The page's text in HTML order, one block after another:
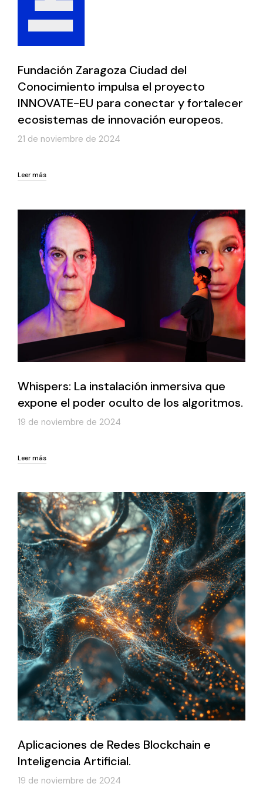
Fundación Zaragoza Ciudad del
Conocimiento impulsa el proyecto
INNOVATE-EU para conectar y fortalecer
ecosistemas de innovación europeos.
21 de noviembre de 2024
Leer más
Whispers: La instalación inmersiva que
expone el poder oculto de los algoritmos.
19 de noviembre de 2024
Leer más
Aplicaciones de Redes Blockchain e
Inteligencia Artificial.
19 de noviembre de 2024